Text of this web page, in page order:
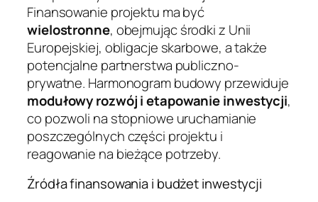
Finansowanie projektu ma być
wielostronne, obejmując środki z Unii
Europejskiej, obligacje skarbowe, a także
potencjalne partnerstwa publiczno-
prywatne. Harmonogram budowy przewiduje
modułowy rozwój i etapowanie inwestycji,
co pozwoli na stopniowe uruchamianie
poszczególnych części projektu i
reagowanie na bieżące potrzeby.
Źródła finansowania i budżet inwestycji